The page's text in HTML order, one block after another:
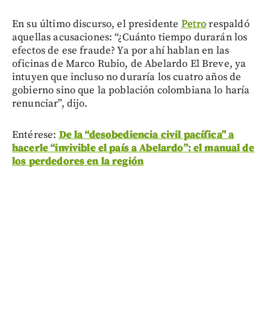
En su último discurso, el presidente Petrorespaldó
aquellas acusaciones: “¿Cuánto tiempo durarán los
efectos de ese fraude? Ya por ahí hablan en las
oficinas de Marco Rubio, de Abelardo El Breve, ya
intuyen que incluso no duraría los cuatro años de
gobierno sino que la población colombiana lo haría
renunciar”, dijo.
Entérese: De la “desobediencia civil pacífica” a
hacerle “invivible el país a Abelardo”: el manual de
los perdedores en la región